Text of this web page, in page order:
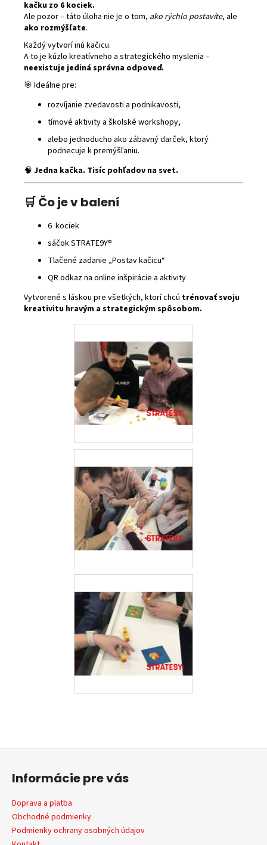
kačku zo 6 kociek.
Ale pozor – táto úloha nie je o tom, ako rýchlo postavíte, ale
ako rozmýšľate.
Každý vytvorí inú kačicu.
A to je kúzlo kreatívneho a strategického myslenia –
neexistuje jediná správna odpoveď.
🎯 Ideálne pre:
rozvíjanie zvedavosti a podnikavosti,
tímové aktivity a školské workshopy,
alebo jednoducho ako zábavný darček, ktorý
podnecuje k premýšľaniu.
🧠 Jedna kačka. Tisíc pohľadov na svet.
🛒Čo je v balení
6 kociek
sáčok STRATE9Y®
Tlačené zadanie „Postav kačicu“
QR odkaz na online inšpirácie a aktivity
Vytvorené s láskou pre všetkých, ktorí chcú trénovať svoju
kreativitu hravým a strategickým spôsobom.
Informácie pre vás
Doprava a platba
Obchodné podmienky
Podmienky ochrany osobných údajov